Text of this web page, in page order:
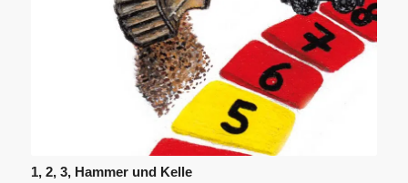
1, 2, 3, Hammer und Kelle